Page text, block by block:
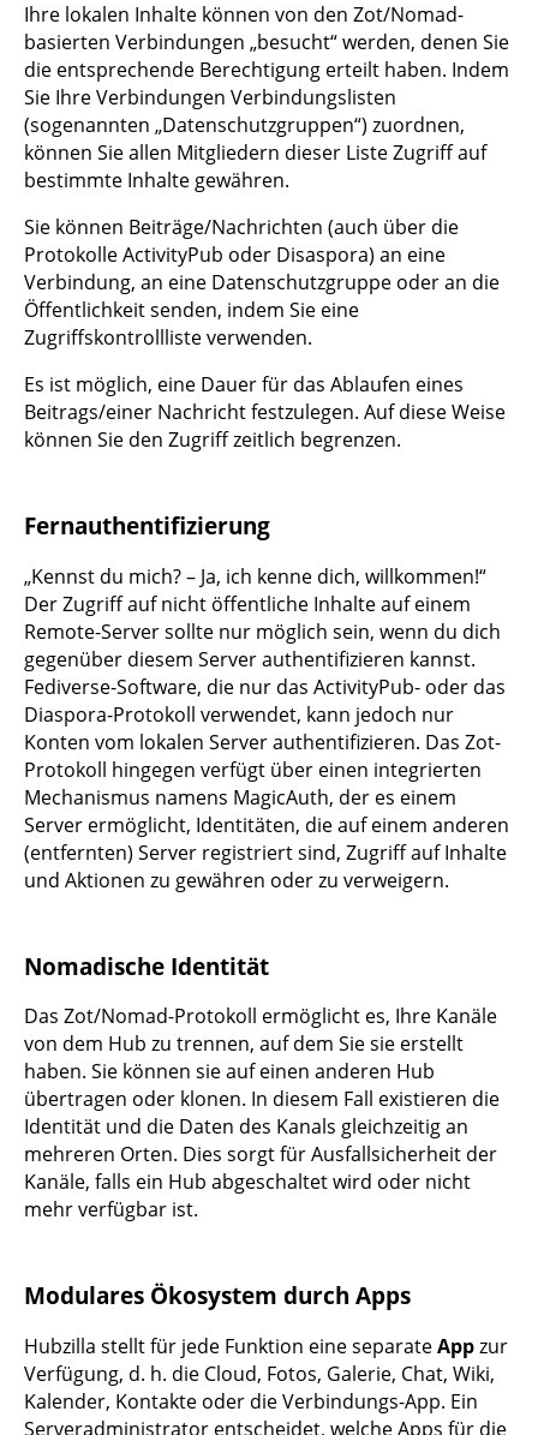
Ihre lokalen Inhalte können von den Zot/Nomad-
basierten Verbindungen „besucht“ werden, denen Sie
die entsprechende Berechtigung erteilt haben. Indem
Sie Ihre Verbindungen Verbindungslisten
(sogenannten „Datenschutzgruppen“) zuordnen,
können Sie allen Mitgliedern dieser Liste Zugriff auf
bestimmte Inhalte gewähren.
Sie können Beiträge/Nachrichten (auch über die
Protokolle ActivityPub oder Disaspora) an eine
Verbindung, an eine Datenschutzgruppe oder an die
Öffentlichkeit senden, indem Sie eine
Zugriffskontrollliste verwenden.
Es ist möglich, eine Dauer für das Ablaufen eines
Beitrags/einer Nachricht festzulegen. Auf diese Weise
können Sie den Zugriff zeitlich begrenzen.
Fernauthentifizierung
„Kennst du mich? – Ja, ich kenne dich, willkommen!“
Der Zugriff auf nicht öffentliche Inhalte auf einem
Remote-Server sollte nur möglich sein, wenn du dich
gegenüber diesem Server authentifizieren kannst.
Fediverse-Software, die nur das ActivityPub- oder das
Diaspora-Protokoll verwendet, kann jedoch nur
Konten vom lokalen Server authentifizieren. Das Zot-
Protokoll hingegen verfügt über einen integrierten
Mechanismus namens MagicAuth, der es einem
Server ermöglicht, Identitäten, die auf einem anderen
(entfernten) Server registriert sind, Zugriff auf Inhalte
und Aktionen zu gewähren oder zu verweigern.
Nomadische Identität
Das Zot/Nomad-Protokoll ermöglicht es, Ihre Kanäle
von dem Hub zu trennen, auf dem Sie sie erstellt
haben. Sie können sie auf einen anderen Hub
übertragen oder klonen. In diesem Fall existieren die
Identität und die Daten des Kanals gleichzeitig an
mehreren Orten. Dies sorgt für Ausfallsicherheit der
Kanäle, falls ein Hub abgeschaltet wird oder nicht
mehr verfügbar ist.
Modulares Ökosystem durch Apps
Hubzilla stellt für jede Funktion eine separateAppzur
Verfügung, d. h. die Cloud, Fotos, Galerie, Chat, Wiki,
Kalender, Kontakte oder die Verbindungs-App. Ein
Serveradministrator entscheidet, welche Apps für die